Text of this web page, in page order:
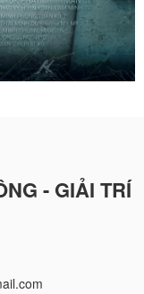
- GIẢI TRÍ